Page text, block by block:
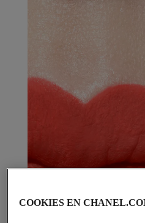
COOKIES EN